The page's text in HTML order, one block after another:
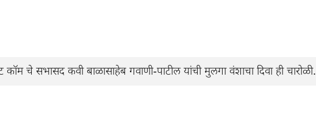
कॉम चे सभासद कवी बाळासाहेब गवाणी-पाटील यांची मुलगा वंशाचा दिवा ही चारोळी.